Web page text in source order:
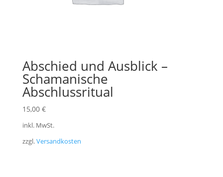
Abschied und Ausblick –
Schamanische
Abschlussritual
15,00 €
inkl. MwSt.
zzgl.Versandkosten